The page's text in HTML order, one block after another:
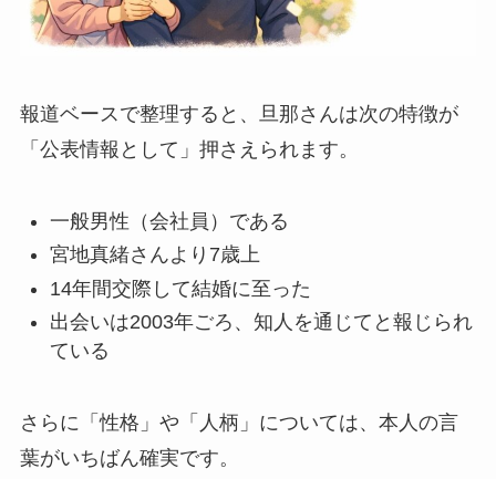
報道ベースで整理すると、旦那さんは次の特徴が
「公表情報として」押さえられます。
一般男性（会社員）である
宮地真緒さんより7歳上
14年間交際して結婚に至った
出会いは2003年ごろ、知人を通じてと報じられ
ている
さらに「性格」や「人柄」については、本人の言
葉がいちばん確実です。